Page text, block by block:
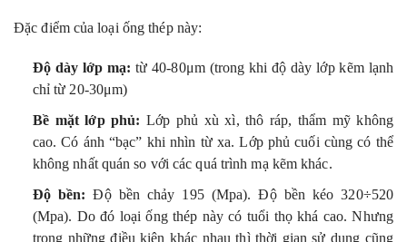
Đặc điểm của loại ống thép này:
Độ dày lớp mạ: từ 40-80μm (trong khi độ dày lớp kẽm lạnh
chỉ từ 20-30μm)
Bề mặt lớp phủ: Lớp phủ xù xì, thô ráp, thẩm mỹ không
cao. Có ánh “bạc” khi nhìn từ xa. Lớp phủ cuối cùng có thể
không nhất quán so với các quá trình mạ kẽm khác.
Độ bền: Độ bền chảy 195 (Mpa). Độ bền kéo 320÷520
(Mpa). Do đó loại ống thép này có tuổi thọ khá cao. Nhưng
trong những điều kiện khác nhau thì thời gian sử dụng cũng